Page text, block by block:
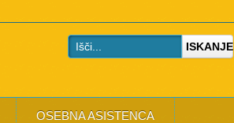
ISKANJE
OSEBNA ASISTENCA